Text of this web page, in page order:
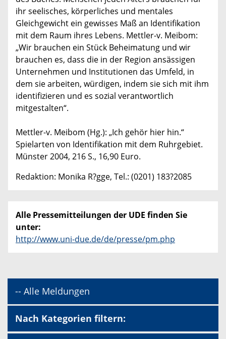
ihr seelisches, körperliches und mentales
Gleichgewicht ein gewisses Maß an Identifikation
mit dem Raum ihres Lebens. Mettler-v. Meibom:
„Wir brauchen ein Stück Beheimatung und wir
brauchen es, dass die in der Region ansässigen
Unternehmen und Institutionen das Umfeld, in
dem sie arbeiten, würdigen, indem sie sich mit ihm
identifizieren und es sozial verantwortlich
mitgestalten“.
Mettler-v. Meibom (Hg.): „Ich gehör hier hin.“
Spielarten von Identifikation mit dem Ruhrgebiet.
Münster 2004, 216 S., 16,90 Euro.
Redaktion: Monika R?gge, Tel.: (0201) 183?2085
Alle Pressemitteilungen der UDE finden Sie
unter:
http://www.uni-due.de/de/presse/pm.php
-- Alle Meldungen
Nach Kategorien filtern: